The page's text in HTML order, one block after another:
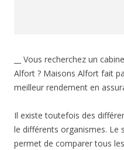
__ Vous recherchez un
Alfort ? Maisons Alfort fait
meilleur rendement en
Il existe toutefois des
le différents organismes. Le
permet de comparer tous